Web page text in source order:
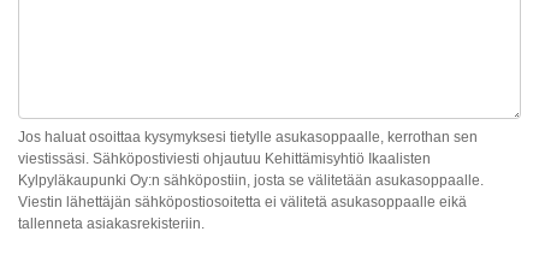
Jos haluat osoittaa kysymyksesi tietylle asukasoppaalle, kerrothan sen
viestissäsi. Sähköpostiviesti ohjautuu Kehittämisyhtiö Ikaalisten
Kylpyläkaupunki Oy:n sähköpostiin, josta se välitetään asukasoppaalle.
Viestin lähettäjän sähköpostiosoitetta ei välitetä asukasoppaalle eikä
tallenneta asiakasrekisteriin.